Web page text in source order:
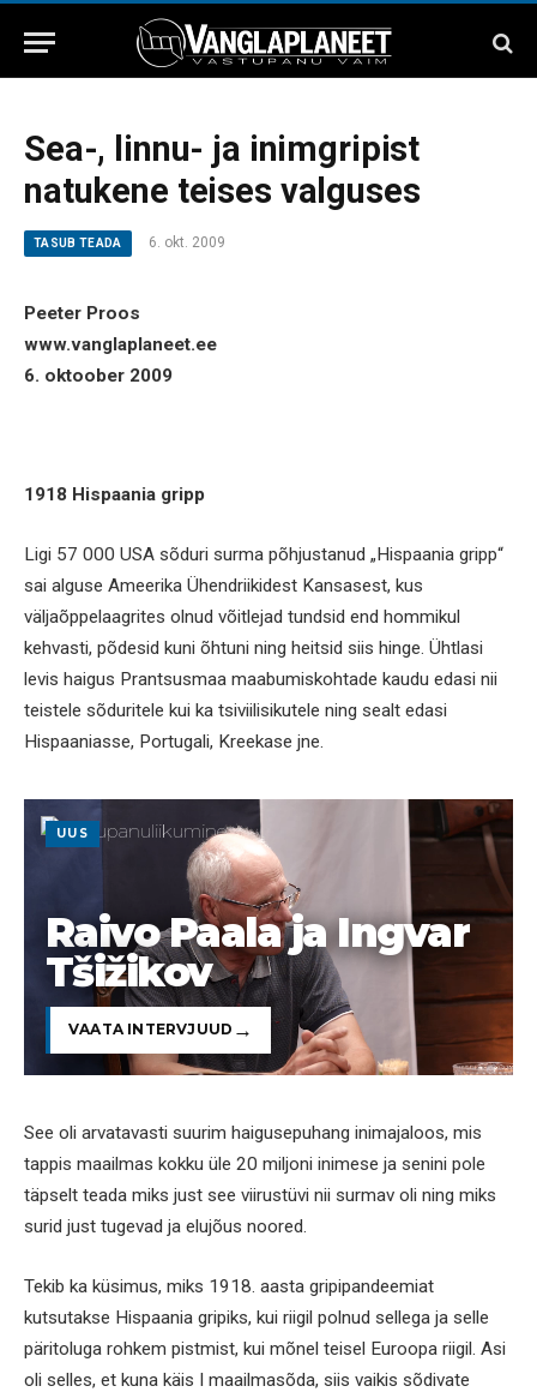
Sea-, linnu- ja inimgripist
natukene teises valguses
TASUB TEADA 6. okt. 2009
Peeter Proos
www.vanglaplaneet.ee
6. oktoober 2009
1918 Hispaania gripp
Ligi 57 000 USA sõduri surma põhjustanud „Hispaania gripp“
sai alguse Ameerika Ühendriikidest Kansasest, kus
väljaõppelaagrites olnud võitlejad tundsid end hommikul
kehvasti, põdesid kuni õhtuni ning heitsid siis hinge. Ühtlasi
levis haigus Prantsusmaa maabumiskohtade kaudu edasi nii
teistele sõduritele kui ka tsiviilisikutele ning sealt edasi
Hispaaniasse, Portugali, Kreekase jne.
UUS
Raivo Paala ja Ingvar
Tšižikov
VAATA INTERVJUUD
See oli arvatavasti suurim haigusepuhang inimajaloos, mis
tappis maailmas kokku üle 20 miljoni inimese ja senini pole
täpselt teada miks just see viirustüvi nii surmav oli ning miks
surid just tugevad ja elujõus noored.
Tekib ka küsimus, miks 1918. aasta gripipandeemiat
kutsutakse Hispaania gripiks, kui riigil polnud sellega ja selle
päritoluga rohkem pistmist, kui mõnel teisel Euroopa riigil. Asi
oli selles, et kuna käis I maailmasõda, siis vaikis sõdivate